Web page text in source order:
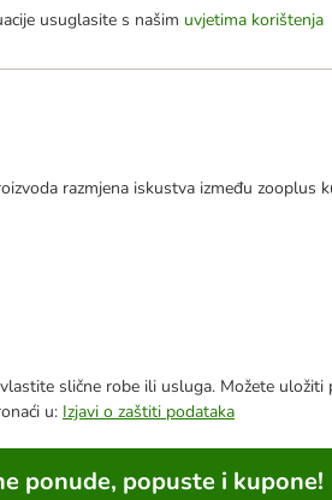
usuglasite s našim uvjetima korištenja
razmjena iskustva između zooplus
slične robe ili usluga. Možete
u: Izjavi o zaštiti podataka
ponude, popuste i kupone!